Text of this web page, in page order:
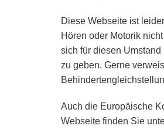
Diese Webseite ist
Hören oder Motorik
sich für diesen
zu geben. Gerne
Auch die Europäische
Webseite finden Sie